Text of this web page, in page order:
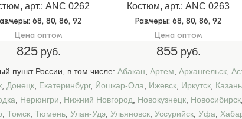
арт.: ANC 0262
: 68, 80, 86, 92
Цена оптом
825руб.
Костюм, арт.: ANC 0263
Размеры: 68, 80, 86, 92
Цена оптом
855руб.
пункт России, в том числе: Абакан Артем Архангельск
Донецк Екатеринбург, Йошкар-Ола Ижевск Иркутск Казань
Нерюнгри Нижний Новгород Новокузнецк Новосибирск
Томск Тюмень Улан-Удэ Ульяновск Уссурийск Уфа